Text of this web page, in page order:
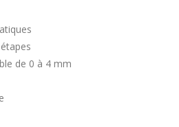
de 0 à 4 mm